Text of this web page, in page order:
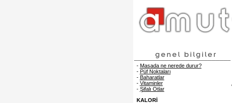
- Masada ne nerede durur?
- Püf Noktaları
- Baharatlar
- Vitaminler
- Şifalı Otlar
KALORİ